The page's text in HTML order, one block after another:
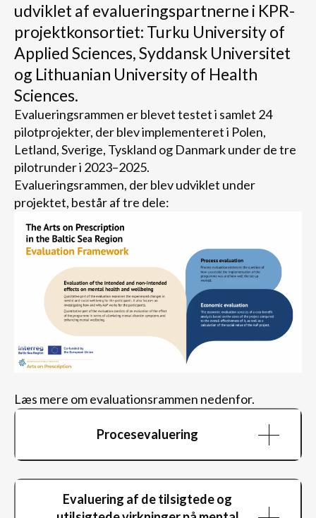
udviklet af evalueringspartnerne i KPR-
projektkonsortiet: Turku University of
Applied Sciences, Syddansk Universitet
og Lithuanian University of Health
Sciences.
Evalueringsrammen er blevet testet i samlet 24
pilotprojekter, der blev implementeret i Polen,
Letland, Sverige, Tyskland og Danmark under de tre
pilotrunder i 2023–2025.
Evalueringsrammen, der blev udviklet under
projektet, består af tre dele:
Læs mere om evaluationsrammen nedenfor.
Procesevaluering
implementeringsprocesserne for KPR-
programmerne i alle fem lande (PL, DE, LT, SWE og
Evaluering af de tilsigtede og